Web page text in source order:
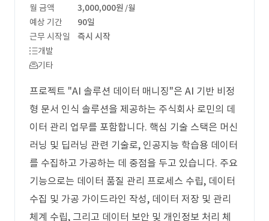
월 금액 3,000,000원 /월
예상 기간
90일
근무 시작일
즉시 시작
개발
기타
프로젝트 "AI 솔루션 데이터 매니징"은 AI 기반 비정
형 문서 인식 솔루션을 제공하는 주식회사 로민의 데
이터 관리 업무를 포함합니다. 핵심 기술 스택은 머신
러닝 및 딥러닝 관련 기술로, 인공지능 학습용 데이터
를 수집하고 가공하는 데 중점을 두고 있습니다. 주요
기능으로는 데이터 품질 관리 프로세스 수립, 데이터
수집 및 가공 가이드라인 작성, 데이터 저장 및 관리
체계 수립, 그리고 데이터 보안 및 개인정보 처리 체